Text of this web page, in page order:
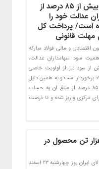
فولاد مبارکه بیش از ۸۵ درصد از
عدالت خود را
است/ پرداخت کل
مهلت قانونی
اقتصادی و مالی فولاد مبارکه
سود سهامداران عدالت،
از سود نیز از اولویت خاصی
برخوردار است و به همین دلیل
تا کنون بیش از ۸۵ درصد از مبلغ ان به حساب
مرکزی واریز شده و تا فرصت
۷۰۴ هزار تن محصول در
بازارهای بورس کالای ایران روز چهارشنبه ۲۳ اسفند